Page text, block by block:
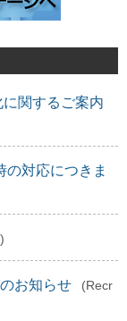
関するご案内
対応につきま
お知らせ
(Recr